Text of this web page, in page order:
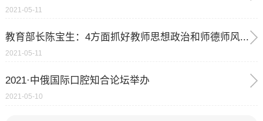
2021-05-11
教育部长陈宝生：4方面抓好教师思想政治和师德师风...
2021-05-11
2021·中俄国际口腔知合论坛举办
2021-05-10